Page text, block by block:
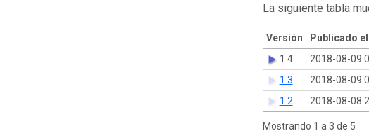
La siguiente tabla
Versión Publicado el
1.4
2018-08-09
1.3
2018-08-09
1.2
2018-08-08
Mostrando 1 a 3 de 5